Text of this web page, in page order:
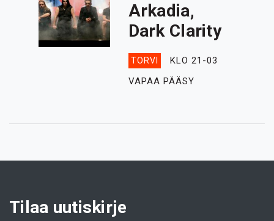
Arkadia,
Dark Clarity
TORVI
KLO 21-03
VAPAA PÄÄSY
Tilaa uutiskirje